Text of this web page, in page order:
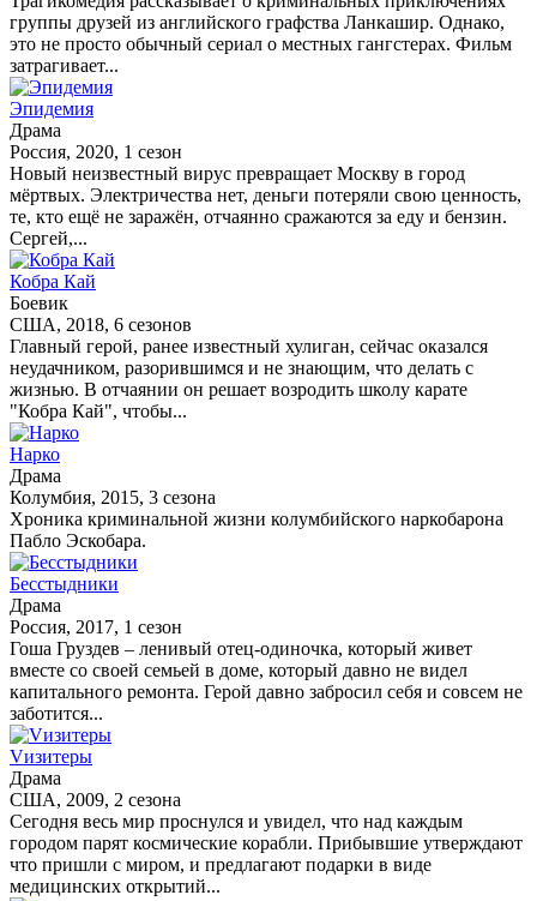
группы друзей из английского графства Ланкашир. Однако,
это не просто обычный сериал о местных гангстерах. Фильм
затрагивает...
Эпидемия
Драма
Россия, 2020, 1 сезон
Новый неизвестный вирус превращает Москву в город
мёртвых. Электричества нет, деньги потеряли свою ценность,
те, кто ещё не заражён, отчаянно сражаются за еду и бензин.
Сергей,...
Кобра Кай
Боевик
США, 2018, 6 сезонов
Главный герой, ранее известный хулиган, сейчас оказался
неудачником, разорившимся и не знающим, что делать с
жизнью. В отчаянии он решает возродить школу карате
"Кобра Кай", чтобы...
Нарко
Драма
Колумбия, 2015, 3 сезона
Хроника криминальной жизни колумбийского наркобарона
Пабло Эскобара.
Бесстыдники
Драма
Россия, 2017, 1 сезон
Гоша Груздев – ленивый отец-одиночка, который живет
вместе со своей семьей в доме, который давно не видел
капитального ремонта. Герой давно забросил себя и совсем не
заботится...
Vизитеры
Драма
США, 2009, 2 сезона
Сегодня весь мир проснулся и увидел, что над каждым
городом парят космические корабли. Прибывшие утверждают
что пришли с миром, и предлагают подарки в виде
медицинских открытий...